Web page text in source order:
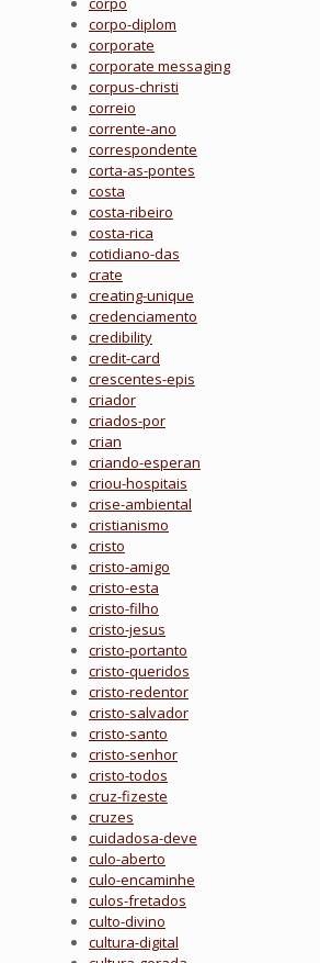
corpo-diplom
corporate
corporate messaging
corpus-christi
correio
corrente-ano
correspondente
corta-as-pontes
costa
costa-ribeiro
costa-rica
cotidiano-das
crate
creating-unique
credenciamento
credibility
credit-card
crescentes-epis
criador
criados-por
crian
criando-esperan
criou-hospitais
crise-ambiental
cristianismo
cristo
cristo-amigo
cristo-esta
cristo-filho
cristo-jesus
cristo-portanto
cristo-queridos
cristo-redentor
cristo-salvador
cristo-santo
cristo-senhor
cristo-todos
cruz-fizeste
cruzes
cuidadosa-deve
culo-aberto
culo-encaminhe
culos-fretados
culto-divino
cultura-digital